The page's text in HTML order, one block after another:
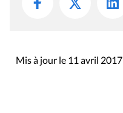
Mis à jour le 11 avril 2017